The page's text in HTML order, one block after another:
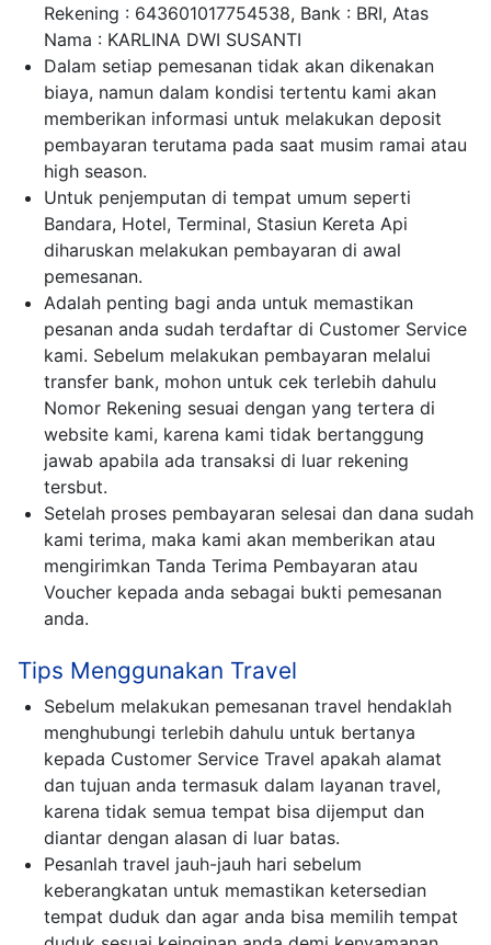
Rekening : 643601017754538, Bank : BRI, Atas
Nama : KARLINA DWI SUSANTI
Dalam setiap pemesanan tidak akan dikenakan
biaya, namun dalam kondisi tertentu kami akan
memberikan informasi untuk melakukan deposit
pembayaran terutama pada saat musim ramai atau
high season.
Untuk penjemputan di tempat umum seperti
Bandara, Hotel, Terminal, Stasiun Kereta Api
diharuskan melakukan pembayaran di awal
pemesanan.
Adalah penting bagi anda untuk memastikan
pesanan anda sudah terdaftar di Customer Service
kami. Sebelum melakukan pembayaran melalui
transfer bank, mohon untuk cek terlebih dahulu
Nomor Rekening sesuai dengan yang tertera di
website kami, karena kami tidak bertanggung
jawab apabila ada transaksi di luar rekening
tersbut.
Setelah proses pembayaran selesai dan dana sudah
kami terima, maka kami akan memberikan atau
mengirimkan Tanda Terima Pembayaran atau
Voucher kepada anda sebagai bukti pemesanan
anda.
Tips Menggunakan Travel
Sebelum melakukan pemesanan travel hendaklah
menghubungi terlebih dahulu untuk bertanya
kepada Customer Service Travel apakah alamat
dan tujuan anda termasuk dalam layanan travel,
karena tidak semua tempat bisa dijemput dan
diantar dengan alasan di luar batas.
Pesanlah travel jauh-jauh hari sebelum
keberangkatan untuk memastikan ketersedian
tempat duduk dan agar anda bisa memilih tempat